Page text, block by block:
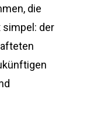
die
der